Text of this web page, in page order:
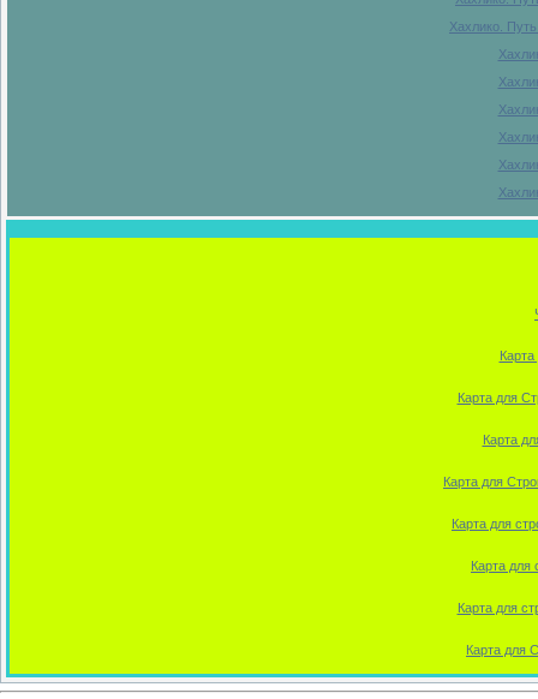
Хахлико.
Карта
Карта для
Карта
Карта для
Карта для
Карта для
Карта для
Карта для